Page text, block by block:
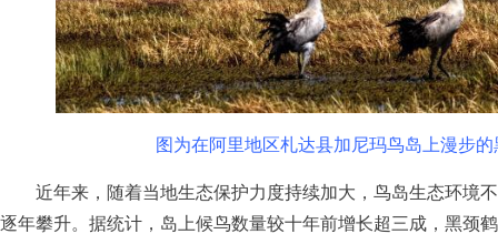
图为在阿里地区札达县加尼玛鸟岛上漫步的
近年来，随着当地生态保护力度持续加大，鸟岛生态环境
逐年攀升。据统计，岛上候鸟数量较十年前增长超三成，黑颈